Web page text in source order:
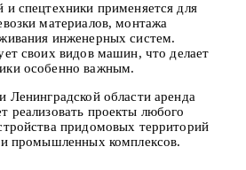
и спецтехники применяется для
материалов, монтажа
инженерных систем.
своих видов машин, что делает
особенно важным.
Ленинградской области аренда
реализовать проекты любого
придомовых территорий
и промышленных комплексов.